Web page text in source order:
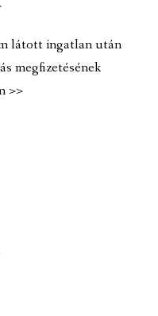
látott ingatlan után
megfizetésének
>>